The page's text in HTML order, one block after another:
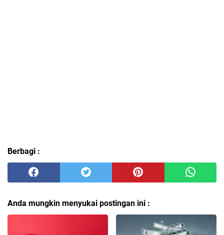
Berbagi :
Anda mungkin menyukai postingan ini :